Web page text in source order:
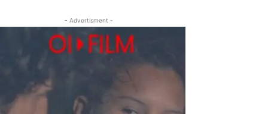
- Advertisment -